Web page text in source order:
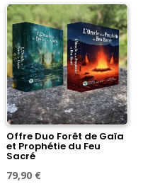
Offre Duo Forêt de Gaïa
et Prophétie du Feu
Sacré
Le
79,90 €Le